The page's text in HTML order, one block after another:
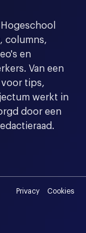
columns,
en
Van een
voor tips,
werkt in
door een
Privacy Cookies